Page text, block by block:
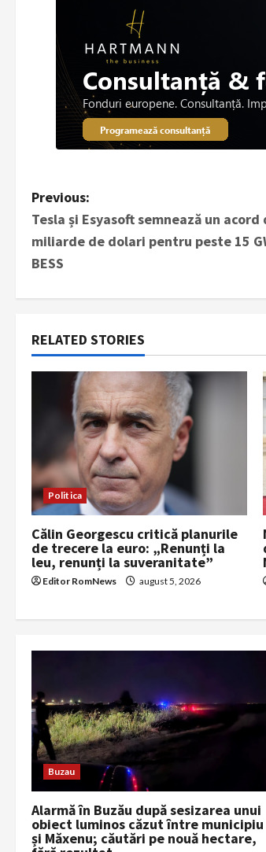
P
o
s
t
n
a
g
a
t
i
Previous:
Tesla și Esyasoft semnează un acord
miliarde de dolari pentru peste 15
BESS
RELATED STORIES
Politica
Călin Georgescu critică planurile
de trecere la euro: „Renunți la
leu, renunți la suveranitate”
Editor RomNews august 5, 2026
Buzau
Alarmă în Buzău după sesizarea unui
obiect luminos căzut între municipiu
și Măxenu; căutări pe nouă hectare,